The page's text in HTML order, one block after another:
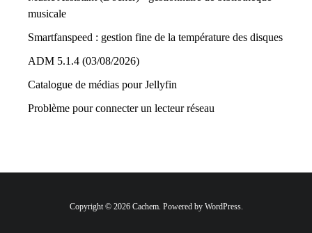
musicale
Smartfanspeed : gestion fine de la température des disques
ADM 5.1.4 (03/08/2026)
Catalogue de médias pour Jellyfin
Problème pour connecter un lecteur réseau
Copyright © 2026 Cachem. Powered by WordPress.